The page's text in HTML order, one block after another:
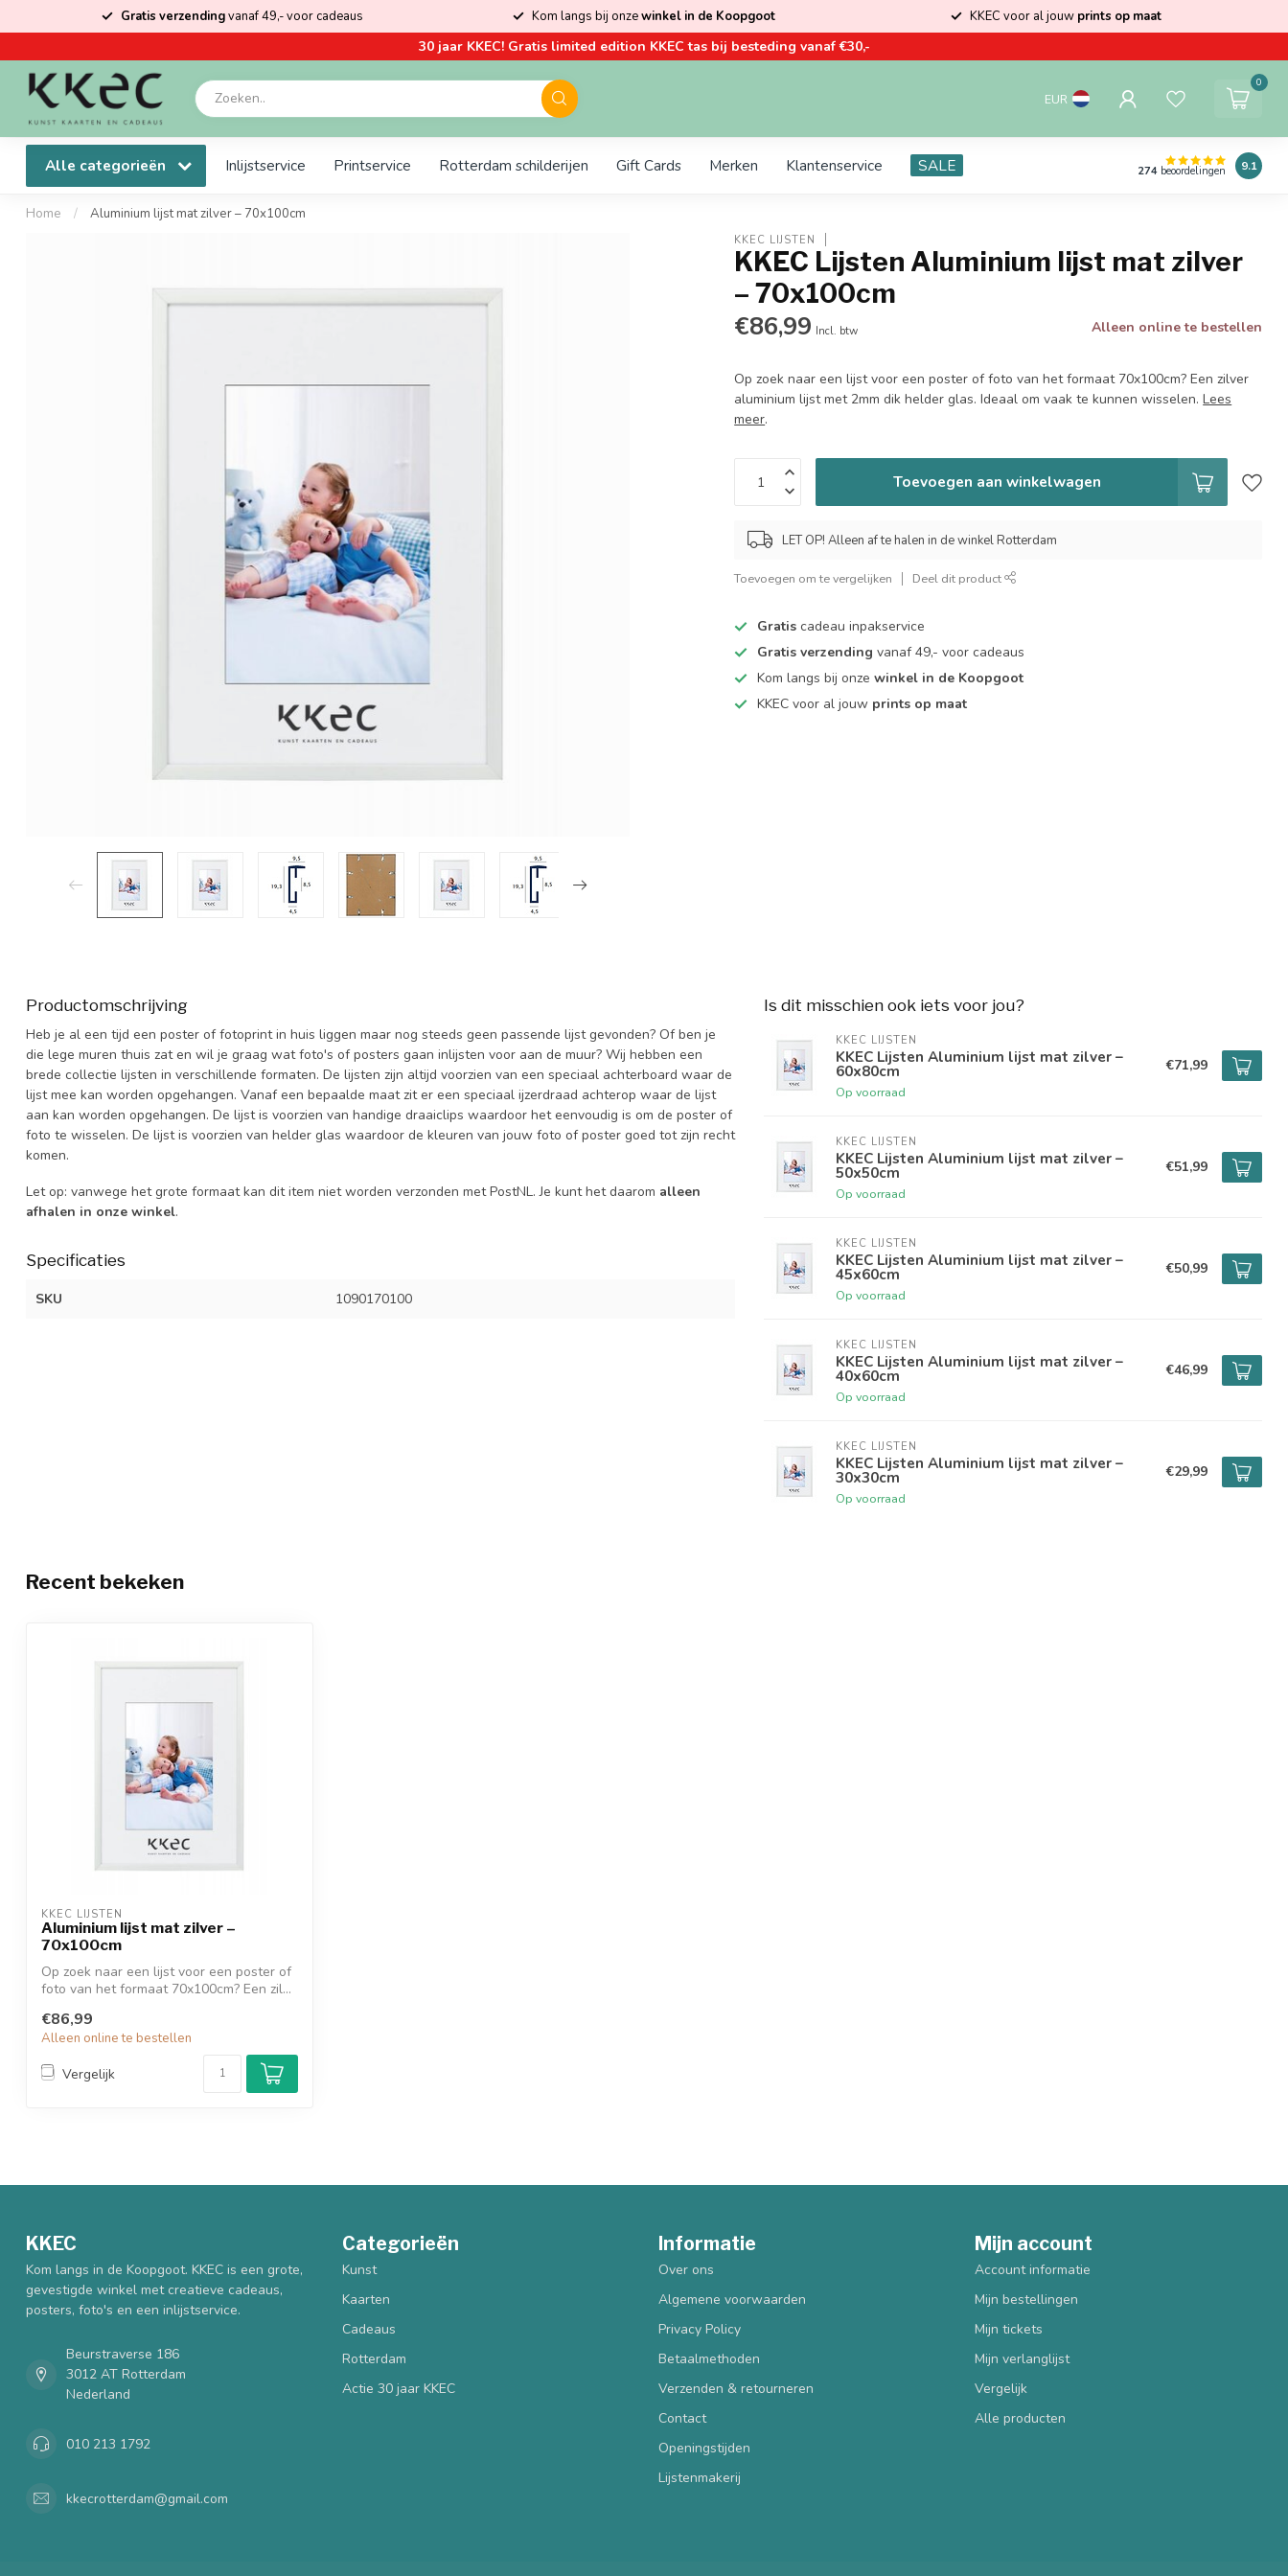
Gratis verzendingvanaf 49,- voor cadeaus Kom langs bij onzewinkel in de Koopgoot KKEC voor al jouw prints op maat
30 jaar KKEC! Gratis limited edition KKEC tas bij besteding vanaf €30,-
EUR
0
Alle categorieën Inlijstservice Printservice Rotterdam schilderijen Gift Cards Merken Klantenservice SALE 274 beoordelingen 9.1
Home / Aluminium lijst mat zilver – 70x100cm
KKEC LIJSTEN
KKEC Lijsten Aluminium lijst mat zilver
– 70x100cm
€86,99 Incl. btw Alleen online te bestellen
Op zoek naar een lijst voor een poster of foto van het formaat 70x100cm? Een zilver
aluminium lijst met 2mm dik helder glas. Ideaal om vaak te kunnen wisselen.Lees
meer.
Toevoegen aan winkelwagen
LET OP! Alleen af te halen in de winkel Rotterdam
Toevoegen om te vergelijken Deel dit product
Gratis cadeau inpakservice
Gratis verzending vanaf 49,- voor cadeaus
Kom langs bij onzewinkel in de Koopgoot
KKEC voor al jouw prints op maat
Productomschrijving
Heb je al een tijd een poster of fotoprint in huis liggen maar nog steeds geen passende lijst gevonden? Of ben je
die lege muren thuis zat en wil je graag wat foto's of posters gaan inlijsten voor aan de muur? Wij hebben een
brede collectie lijsten in verschillende formaten. De lijsten zijn altijd voorzien van een speciaal achterboard waar de
lijst mee kan worden opgehangen. Vanaf een bepaalde maat zit er een speciaal ijzerdraad achterop waar de lijst
aan kan worden opgehangen. De lijst is voorzien van handige draaiclips waardoor het eenvoudig is om de poster of
foto te wisselen. De lijst is voorzien van helder glas waardoor de kleuren van jouw foto of poster goed tot zijn recht
komen.
Let op: vanwege het grote formaat kan dit item niet worden verzonden met PostNL. Je kunt het daarom alleen
afhalen in onze winkel.
Specificaties
SKU 1090170100
Is dit misschien ook iets voor jou?
KKEC LIJSTEN
KKEC Lijsten Aluminium lijst mat zilver –
60x80cm
Op voorraad
€71,99
KKEC LIJSTEN
KKEC Lijsten Aluminium lijst mat zilver –
50x50cm
Op voorraad
€51,99
KKEC LIJSTEN
KKEC Lijsten Aluminium lijst mat zilver –
45x60cm
Op voorraad
€50,99
KKEC LIJSTEN
KKEC Lijsten Aluminium lijst mat zilver –
40x60cm
Op voorraad
€46,99
KKEC LIJSTEN
KKEC Lijsten Aluminium lijst mat zilver –
30x30cm
Op voorraad
€29,99
Recent bekeken
KKEC LIJSTEN
Aluminium lijst mat zilver –
70x100cm
Op zoek naar een lijst voor een poster of
foto van het formaat 70x100cm? Een zil...
€86,99
Alleen online te bestellen
Vergelijk
KKEC
Kom langs in de Koopgoot. KKEC is een grote,
gevestigde winkel met creatieve cadeaus,
posters, foto's en een inlijstservice.
Beurstraverse 186
3012 AT Rotterdam
Nederland
010 213 1792
kkecrotterdam@gmail.com
Categorieën
Kunst
Kaarten
Cadeaus
Rotterdam
Actie 30 jaar KKEC
Informatie
Over ons
Algemene voorwaarden
Privacy Policy
Betaalmethoden
Verzenden & retourneren
Contact
Openingstijden
Lijstenmakerij
Mijn account
Account informatie
Mijn bestellingen
Mijn tickets
Mijn verlanglijst
Vergelijk
Alle producten